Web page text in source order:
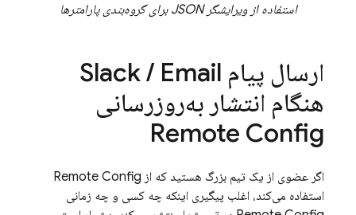
استفاده از ویرایشگر JSON برای گروه‌بندی پارامترها
ارسال پیام Slack /Email
هنگام انتشار به‌روزرسانی
Remote Config
اگر عضوی از یک تیم بزرگ هستید که از Remote Config
استفاده می‌کند، اغلب پیگیری اینکه چه کسی و چه زمانی